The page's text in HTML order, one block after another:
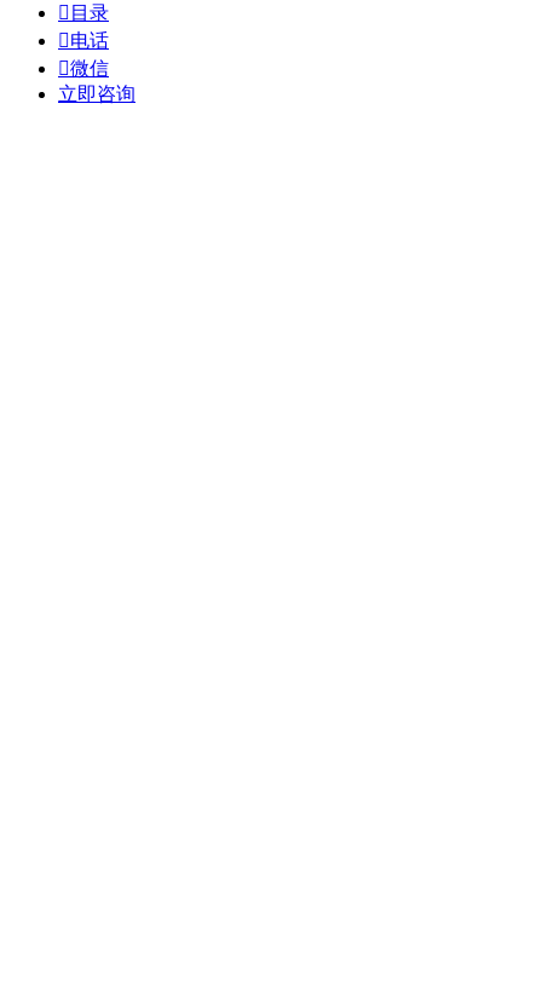
 目录
电话
微信
立即咨询